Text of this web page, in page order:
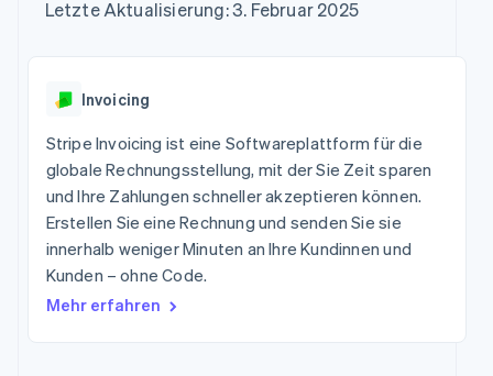
Authorization
Optimierung der
Autorisierungsraten
Link
Beschleunigter
Bezahlvorgang
Financial
Connections
Finanzdaten
Data Pipeline
Geldmanagement
SaaS
Nach Branche
KI-Unternehmen
Creator Economy
Gaming
Bewirtung, Reisen und
Freizeit
Medien und
Gemeinnützige
Marktplatz auf
Abonnementverwaltung
Abrechnung um
Stablecoin-gestützte
Karten ausgeben: So
geht´s
Bereitstellung und
Verwaltung von
Diensten mit Agenten
Ressourcen
Kontakt
Sales-Team
kontaktieren
Partner werden
Letzte Aktualisierung: 3. Februar 2025
Invoicing
Stripe Invoicing ist eine Softwareplattform für die
globale Rechnungsstellung, mit der Sie Zeit sparen
und Ihre Zahlungen schneller akzeptieren können.
Erstellen Sie eine Rechnung und senden Sie sie
innerhalb weniger Minuten an Ihre Kundinnen und
Kunden – ohne Code.
Mehr erfahren